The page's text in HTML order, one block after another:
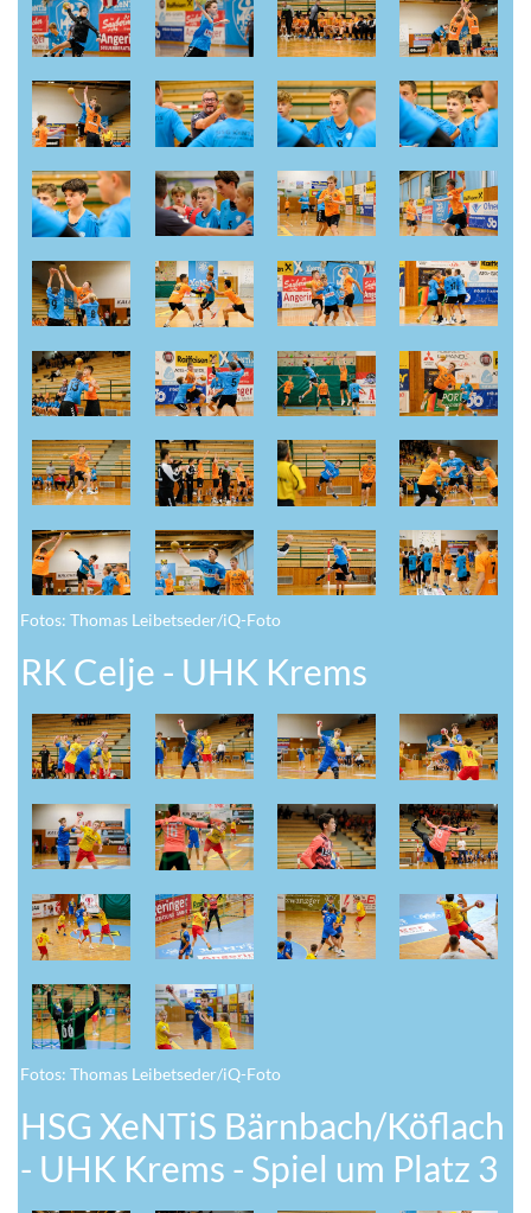
Fotos: Thomas Leibetseder/iQ-Foto
RK Celje - UHK Krems
Fotos: Thomas Leibetseder/iQ-Foto
HSG XeNTiS Bärnbach/Köflach
- UHK Krems - Spiel um Platz 3